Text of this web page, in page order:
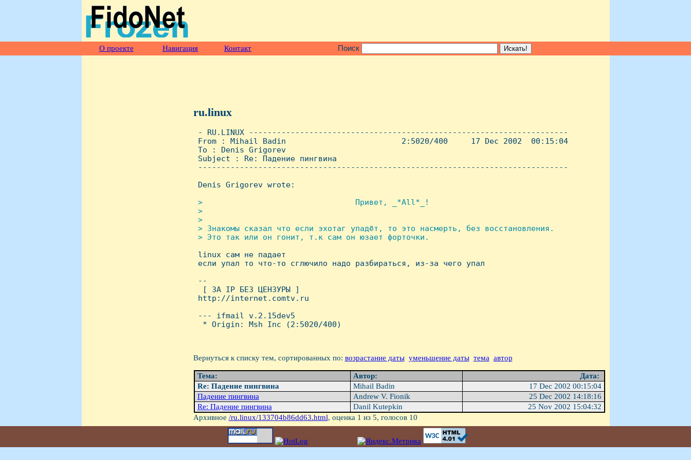
О проекте Навигация Контакт Поиск
ru.linux
- RU.LINUX ---------------------------------------------------------------------
From : Mihail Badin                         2:5020/400     17 Dec 2002  00:15:04
To : Denis Grigorev
Subject : Re: Падение пингвина
--------------------------------------------------------------------------------
Denis Grigorev wrote:
>                                 Привет, _*All*_!
>
>
> Знакомы сказал что если эхотаг упадёт, то это насмерть, без восстановления.
> Это так или он гонит, т.к сам он юзает форточки.
linux сам не падает
если упал то что-то сглючило надо разбираться, из-за чего упал
--
  [ ЗА IP БЕЗ ЦЕHЗУРЫ ]
http://internet.comtv.ru
--- ifmail v.2.15dev5
  * Origin: Msh Inc (2:5020/400)
Вернуться к списку тем, сортированных по: возрастание даты уменьшение даты тема автор
Тема: Автор:
Дата:
Re: Падение пингвина
Mihail Badin
17 Dec 2002 00:15:04
Падение пингвина
Andrew V. Fionik
25 Dec 2002 14:18:16
Re: Падение пингвина
Danil Kutepkin
25 Nov 2002 15:04:32
Архивное /ru.linux/133704b86dd63.html, оценка 1 из 5, голосов 10